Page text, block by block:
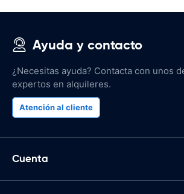
Ayuda y contacto
¿Necesitas ayuda? Contacta con unos
expertos en alquileres.
Atención al cliente
Cuenta